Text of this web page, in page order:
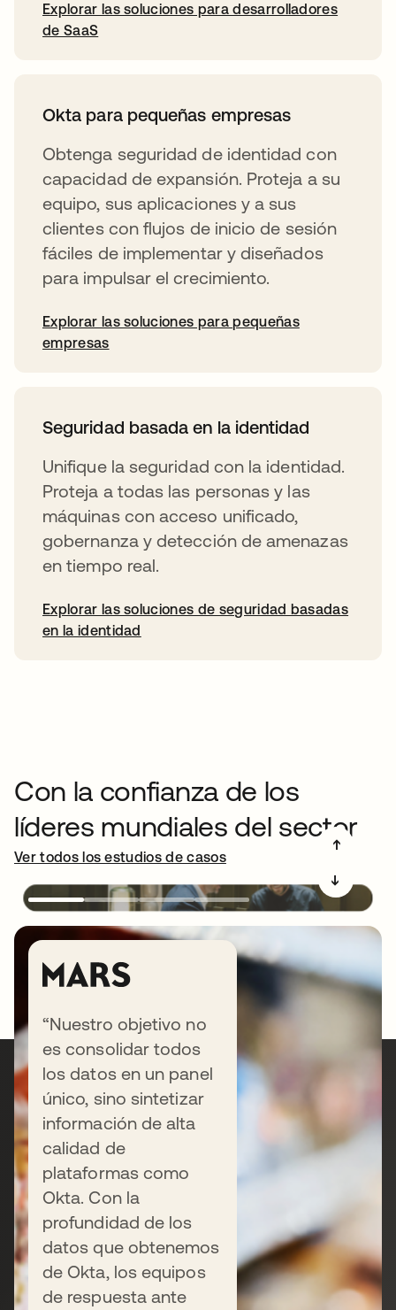
Explorar las soluciones para desarrolladores
de SaaS
Okta para pequeñas empresas
Obtenga seguridad de identidad con
capacidad de expansión. Proteja a su
equipo, sus aplicaciones y a sus
clientes con flujos de inicio de sesión
fáciles de implementar y diseñados
para impulsar el crecimiento.
Explorar las soluciones para pequeñas
empresas
Seguridad basada en la identidad
Unifique la seguridad con la identidad.
Proteja a todas las personas y las
máquinas con acceso unificado,
gobernanza y detección de amenazas
en tiempo real.
Explorar las soluciones de seguridad basadas
en la identidad
Con la confianza de los
líderes mundiales del sector
Ver todos los estudios de casos
“Nuestro objetivo no
es consolidar todos
los datos en un panel
único, sino sintetizar
información de alta
calidad de
plataformas como
Okta. Con la
profundidad de los
datos que obtenemos
de Okta, los equipos
de respuesta ante
➔
➔
¿Todo listo para
proteger su
empresa?
Conéctese con nuestro equipo de
ventas para hablar sobre sus